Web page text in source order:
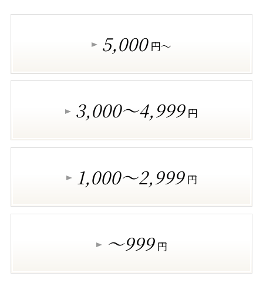
5,000 円～
3,000～4,999 円
1,000～2,999 円
～999 円